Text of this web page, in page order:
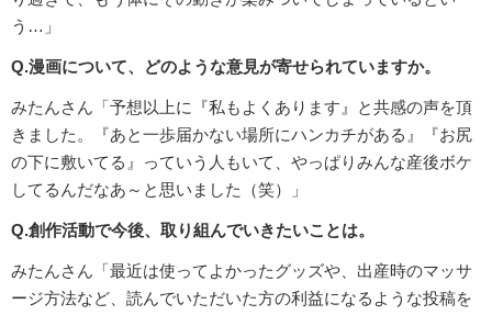
う…」
Q.漫画について、どのような意見が寄せられていますか。
みたんさん「予想以上に『私もよくあります』と共感の声を頂
きました。『あと一歩届かない場所にハンカチがある』『お尻
の下に敷いてる』っていう人もいて、やっぱりみんな産後ボケ
してるんだなあ～と思いました（笑）」
Q.創作活動で今後、取り組んでいきたいことは。
みたんさん「最近は使ってよかったグッズや、出産時のマッサ
ージ方法など、読んでいただいた方の利益になるような投稿を